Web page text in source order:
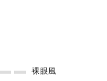
裸眼風